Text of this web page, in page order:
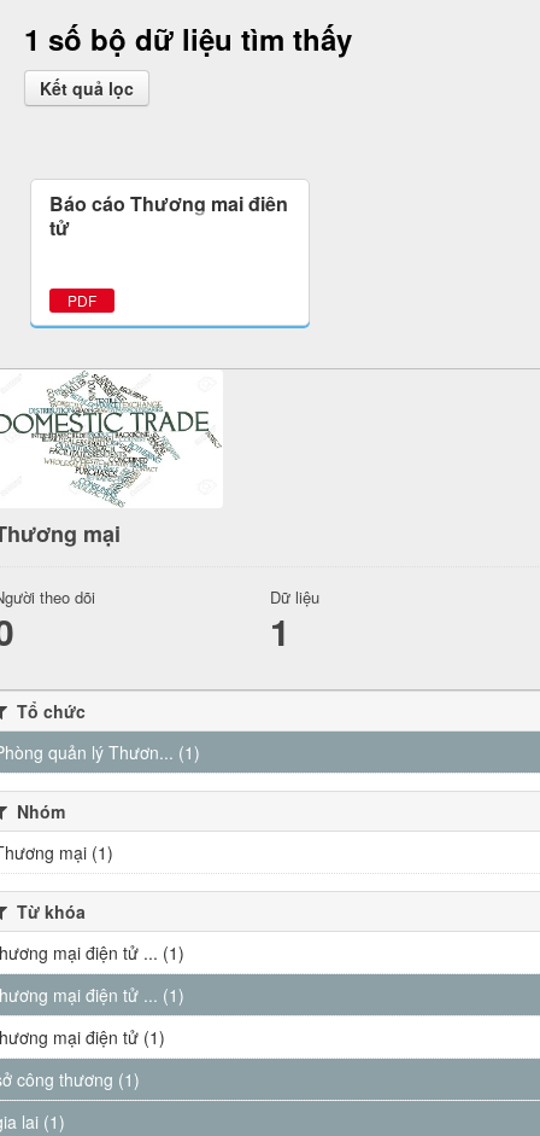
1 số bộ dữ liệu tìm thấy
Kết quả lọc
Báo cáo Thương mại điện
tử
PDF
mại
theo dõi Dữ liệu
1
Tổ chức
quản lý Thươn... (1)
Nhóm
mại (1)
Từ khóa
mại điện tử ... (1)
mại điện tử ... (1)
mại điện tử (1)
công thương (1)
lai (1)